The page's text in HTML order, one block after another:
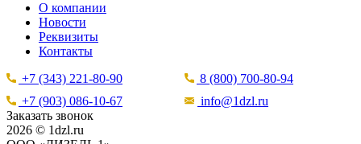
О компании
Новости
Реквизиты
Контакты
+7 (343) 221-80-90
8 (800) 700-80-94
+7 (903) 086-10-67
info@1dzl.ru
Заказать звонок
2026 © 1dzl.ru